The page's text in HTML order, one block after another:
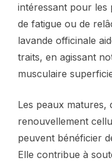
intéressant pour les
de fatigue ou de
lavande officinale
traits, en agissant
musculaire
Les peaux matures,
renouvellement
peuvent bénéficier
Elle contribue à